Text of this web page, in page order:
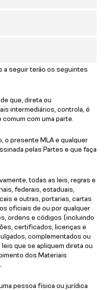
a seguir terão os seguintes
que, direta ou
intermediários, controla, é
com uma parte.
o presente MLA e qualquer
pelas Partes e que faça
todas as leis, regras e
federais, estaduais,
e outras, portarias, cartas
oficiais de ou por qualquer
ordens e códigos (incluindo
certificados, licenças e
complementados ou
que se apliquem direta ou
dos Materiais
pessoa física ou jurídica